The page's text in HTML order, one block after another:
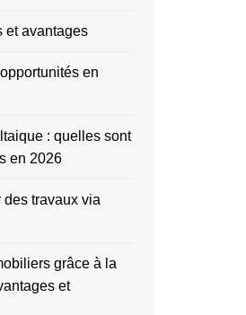
et avantages
en
: quelles sont
en 2026
travaux via
grâce à la
et